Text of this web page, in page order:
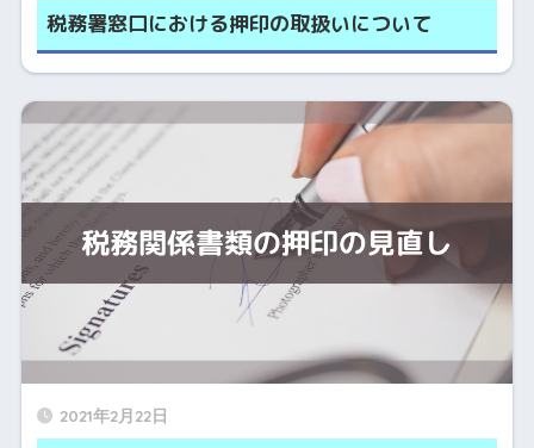
税務署窓口における押印の取扱いについて
2021年2月22日